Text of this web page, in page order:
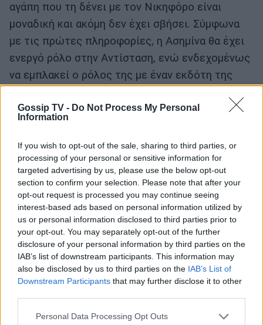
Gossip TV - Do Not Process My Personal
Information
If you wish to opt-out of the sale, sharing to third parties, or
processing of your personal or sensitive information for
targeted advertising by us, please use the below opt-out
section to confirm your selection. Please note that after your
opt-out request is processed you may continue seeing
interest-based ads based on personal information utilized by
us or personal information disclosed to third parties prior to
your opt-out. You may separately opt-out of the further
disclosure of your personal information by third parties on the
IAB’s list of downstream participants. This information may
also be disclosed by us to third parties on the IAB’s List of
Downstream Participants that may further disclose it to other
Personal Data Processing Opt Outs
αγάπη που τη δένει με τον Νικηφόρο είναι
μοναδική και ακόμη δεν έχει σβήσει. Σύμφωνα
με τις πρώτες πληροφορίες, η Ασημίνα θα έχει
ενεργό ρόλο στην Αντίσταση, ενώ ενδεχομένως
να εμπλακεί ο ρόλος της με έναν εκδό­τη της
Παπασπηλιόπουλος.
Θα τη δούμε να μην αντέχει να βλέπει